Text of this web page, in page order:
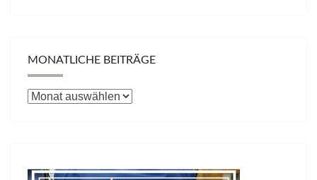
MONATLICHE BEITRÄGE
Monatliche